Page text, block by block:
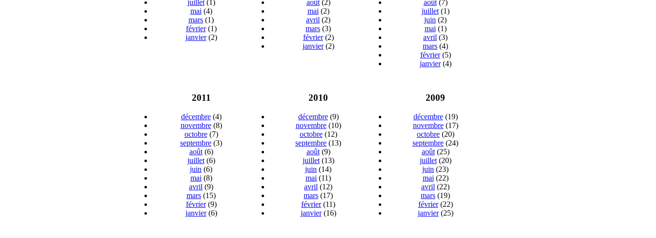
juillet(1)
mai (4)
mars (1)
février(1)
janvier(2)
août(2)
mai (2)
avril (2)
mars (3)
février(2)
janvier(2)
août(7)
juillet(1)
juin (2)
mai (1)
avril (3)
mars (4)
février(5)
janvier(4)
2011
décembre(4)
novembre(8)
octobre(7)
septembre (3)
août(6)
juillet(6)
juin (6)
mai (8)
avril (9)
mars (15)
février(9)
janvier(6)
2010
décembre(9)
novembre(10)
octobre(12)
septembre (13)
août(9)
juillet(13)
juin (14)
mai (11)
avril (12)
mars (17)
février(11)
janvier(16)
2009
décembre(19)
novembre(17)
octobre(20)
septembre (24)
août(25)
juillet(20)
juin (23)
mai (22)
avril (22)
mars (19)
février(22)
janvier(25)